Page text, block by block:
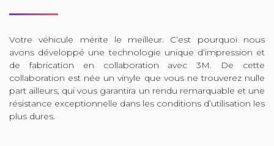
Votre véhicule mérite le meilleur. C’est pourquoi nous
avons développé une technologie unique d’impression et
de fabrication en collaboration avec 3M. De cette
collaboration est née un vinyle que vous ne trouverez nulle
part ailleurs, qui vous garantira un rendu remarquable et une
résistance exceptionnelle dans les conditions d’utilisation les
plus dures.